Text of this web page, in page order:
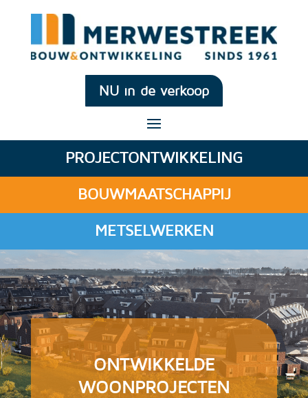
NU in de verkoop
PROJECTONTWIKKELING
BOUWMAATSCHAPPIJ
METSELWERKEN
ONTWIKKELDE
WOONPROJECTEN